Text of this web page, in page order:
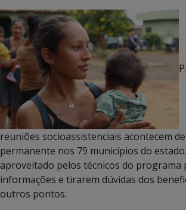
reuniões socioassistenciais acontecem
permanente nos 79 municípios do
aproveitado pelos técnicos do programa
informações e tirarem dúvidas dos
outros pontos.